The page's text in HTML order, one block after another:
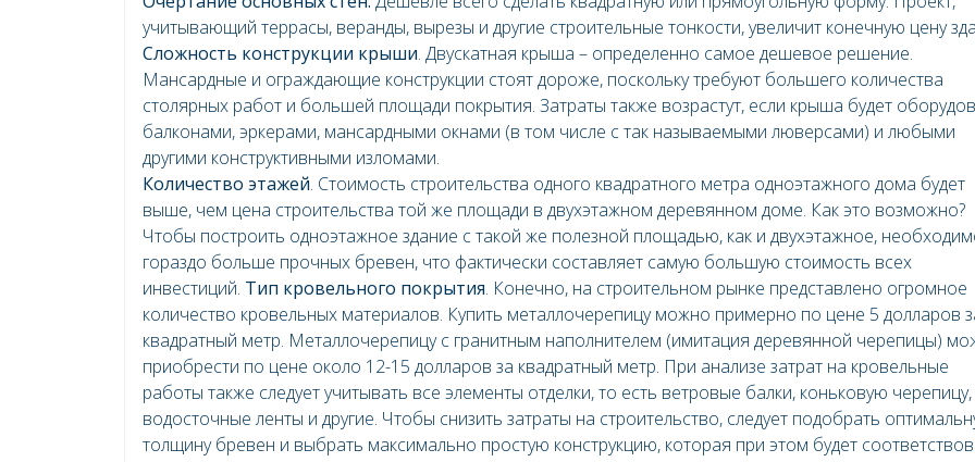
учитывающий террасы, веранды, вырезы и другие строительные тонкости, увеличит конечную цену
Сложность конструкции крыши. Двускатная крыша – определенно самое дешевое решение.
Мансардные и ограждающие конструкции стоят дороже, поскольку требуют большего количества
столярных работ и большей площади покрытия. Затраты также возрастут, если крыша будет
балконами, эркерами, мансардными окнами (в том числе с так называемыми люверсами) и любыми
другими конструктивными изломами.
Количество этажей. Стоимость строительства одного квадратного метра одноэтажного дома будет
выше, чем цена строительства той же площади в двухэтажном деревянном доме. Как это возможно?
Чтобы построить одноэтажное здание с такой же полезной площадью, как и двухэтажное,
гораздо больше прочных бревен, что фактически составляет самую большую стоимость всех
инвестиций. Тип кровельного покрытия. Конечно, на строительном рынке представлено огромное
количество кровельных материалов. Купить металлочерепицу можно примерно по цене 5 долларов
квадратный метр. Металлочерепицу с гранитным наполнителем (имитация деревянной черепицы)
приобрести по цене около 12-15 долларов за квадратный метр. При анализе затрат на кровельные
работы также следует учитывать все элементы отделки, то есть ветровые балки, коньковую черепицу,
водосточные ленты и другие. Чтобы снизить затраты на строительство, следует подобрать
толщину бревен и выбрать максимально простую конструкцию, которая при этом будет